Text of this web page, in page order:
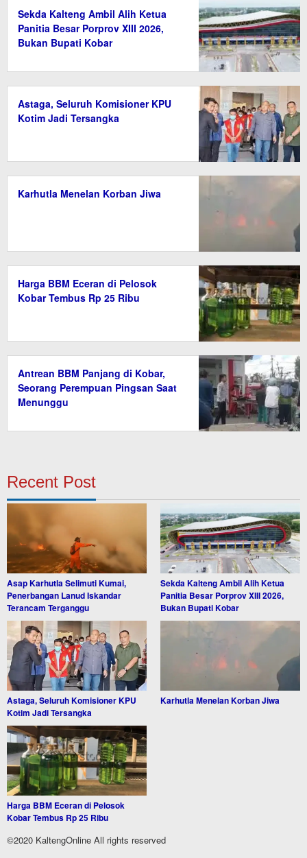
Sekda Kalteng Ambil Alih Ketua
Panitia Besar Porprov XIII 2026,
Bukan Bupati Kobar
Astaga, Seluruh Komisioner KPU
Kotim Jadi Tersangka
Karhutla Menelan Korban Jiwa
Harga BBM Eceran di Pelosok
Kobar Tembus Rp 25 Ribu
Antrean BBM Panjang di Kobar,
Seorang Perempuan Pingsan Saat
Menunggu
Recent Post
Asap Karhutla Selimuti Kumai,
Penerbangan Lanud Iskandar
Terancam Terganggu
Sekda Kalteng Ambil Alih Ketua
Panitia Besar Porprov XIII 2026,
Bukan Bupati Kobar
Astaga, Seluruh Komisioner KPU
Kotim Jadi Tersangka
Karhutla Menelan Korban Jiwa
Harga BBM Eceran di Pelosok
Kobar Tembus Rp 25 Ribu
©2020 KaltengOnline All rights reserved